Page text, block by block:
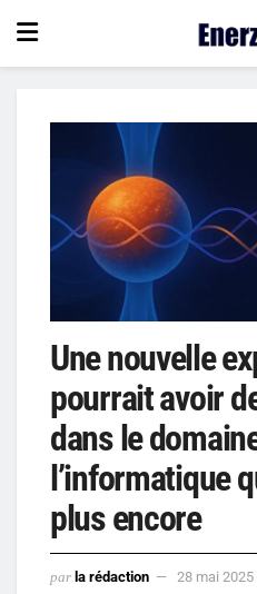
Une nouvelle
pourrait avoir
dans le
l’informatique
plus encore
par la rédaction 28 mai 2025